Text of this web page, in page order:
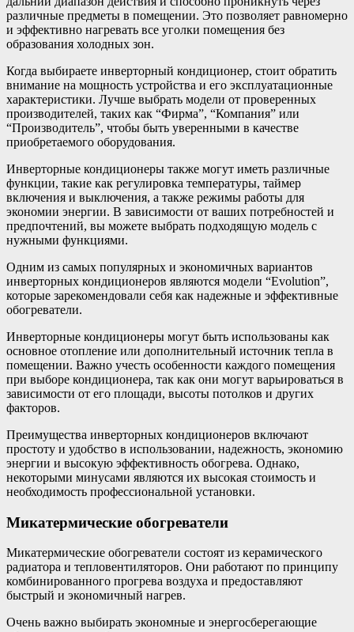
различные предметы в помещении. Это позволяет равномерно
и эффективно нагревать все уголки помещения без
образования холодных зон.
Когда выбираете инверторный кондиционер, стоит обратить
внимание на мощность устройства и его эксплуатационные
характеристики. Лучше выбрать модели от проверенных
производителей, таких как “Фирма”, “Компания” или
“Производитель”, чтобы быть уверенными в качестве
приобретаемого оборудования.
Инверторные кондиционеры также могут иметь различные
функции, такие как регулировка температуры, таймер
включения и выключения, а также режимы работы для
экономии энергии. В зависимости от ваших потребностей и
предпочтений, вы можете выбрать подходящую модель с
нужными функциями.
Одним из самых популярных и экономичных вариантов
инверторных кондиционеров являются модели “Evolution”,
которые зарекомендовали себя как надежные и эффективные
обогреватели.
Инверторные кондиционеры могут быть использованы как
основное отопление или дополнительный источник тепла в
помещении. Важно учесть особенности каждого помещения
при выборе кондиционера, так как они могут варьироваться в
зависимости от его площади, высоты потолков и других
факторов.
Преимущества инверторных кондиционеров включают
простоту и удобство в использовании, надежность, экономию
энергии и высокую эффективность обогрева. Однако,
некоторыми минусами являются их высокая стоимость и
необходимость профессиональной установки.
Микатермические обогреватели
Микатермические обогреватели состоят из керамического
радиатора и тепловентиляторов. Они работают по принципу
комбинированного прогрева воздуха и предоставляют
быстрый и экономичный нагрев.
Очень важно выбирать экономные и энергосберегающие